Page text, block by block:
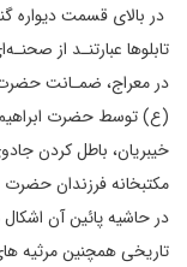
در بالای قسمت دیواره
تابلوها عبارتنـد از
در معراج، ضمـانت
(ع) توسط حضرت
خیبریان، باطل کردن
مکتبخانه فرزندان
در حاشیه پائین آن
تاریخی همچنین مرثیه